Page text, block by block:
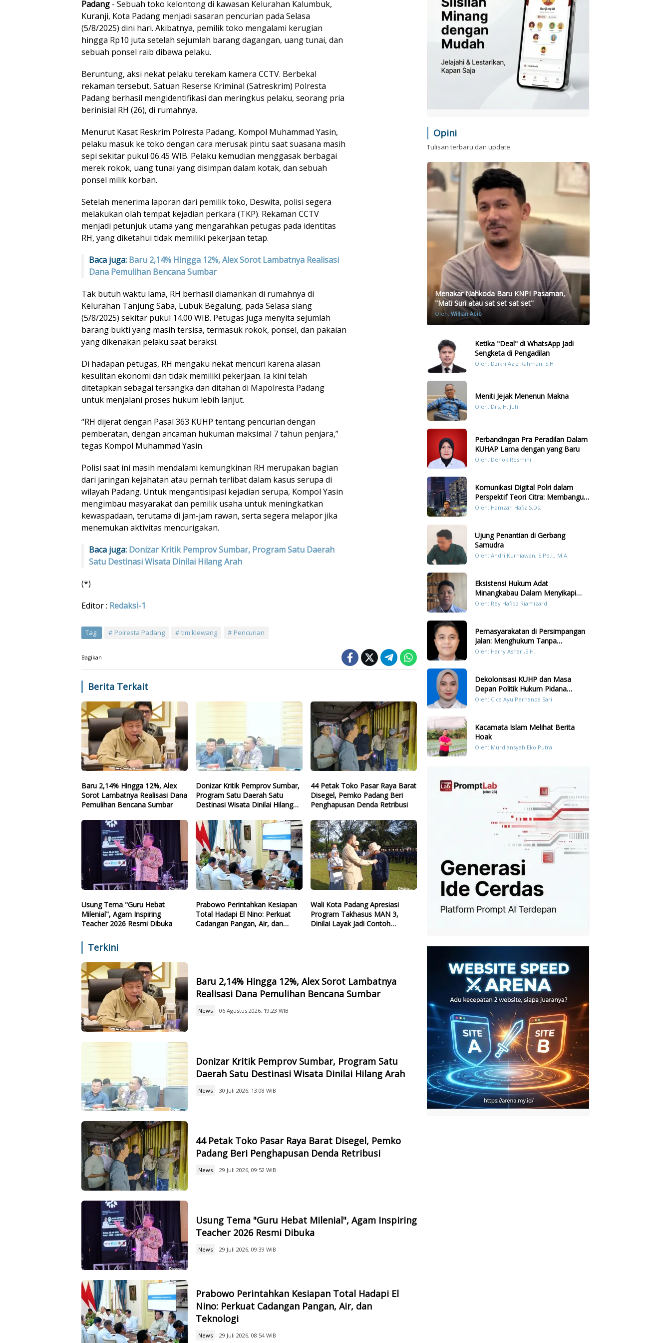
Padang - Sebuah toko kelontong di kawasan Kelurahan Kalumbuk,
Kuranji, Kota Padang menjadi sasaran pencurian pada Selasa
(5/8/2025) dini hari. Akibatnya, pemilik toko mengalami kerugian
hingga Rp10 juta setelah sejumlah barang dagangan, uang tunai, dan
sebuah ponsel raib dibawa pelaku.
Beruntung, aksi nekat pelaku terekam kamera CCTV. Berbekal
rekaman tersebut, Satuan Reserse Kriminal (Satreskrim) Polresta
Padang berhasil mengidentifikasi dan meringkus pelaku, seorang pria
berinisial RH (26), di rumahnya.
Menurut Kasat Reskrim Polresta Padang, Kompol Muhammad Yasin,
pelaku masuk ke toko dengan cara merusak pintu saat suasana masih
sepi sekitar pukul 06.45 WIB. Pelaku kemudian menggasak berbagai
merek rokok, uang tunai yang disimpan dalam kotak, dan sebuah
ponsel milik korban.
Setelah menerima laporan dari pemilik toko, Deswita, polisi segera
melakukan olah tempat kejadian perkara (TKP). Rekaman CCTV
menjadi petunjuk utama yang mengarahkan petugas pada identitas
RH, yang diketahui tidak memiliki pekerjaan tetap.
Baca juga: Baru 2,14% Hingga 12%, Alex Sorot Lambatnya Realisasi
Dana Pemulihan Bencana Sumbar
Tak butuh waktu lama, RH berhasil diamankan di rumahnya di
Kelurahan Tanjung Saba, Lubuk Begalung, pada Selasa siang
(5/8/2025) sekitar pukul 14.00 WIB. Petugas juga menyita sejumlah
barang bukti yang masih tersisa, termasuk rokok, ponsel, dan pakaian
yang dikenakan pelaku saat beraksi.
Di hadapan petugas, RH mengaku nekat mencuri karena alasan
kesulitan ekonomi dan tidak memiliki pekerjaan. Ia kini telah
ditetapkan sebagai tersangka dan ditahan di Mapolresta Padang
untuk menjalani proses hukum lebih lanjut.
“RH dijerat dengan Pasal 363 KUHP tentang pencurian dengan
pemberatan, dengan ancaman hukuman maksimal 7 tahun penjara,”
tegas Kompol Muhammad Yasin.
Polisi saat ini masih mendalami kemungkinan RH merupakan bagian
dari jaringan kejahatan atau pernah terlibat dalam kasus serupa di
wilayah Padang. Untuk mengantisipasi kejadian serupa, Kompol Yasin
mengimbau masyarakat dan pemilik usaha untuk meningkatkan
kewaspadaan, terutama di jam-jam rawan, serta segera melapor jika
menemukan aktivitas mencurigakan.
Baca juga: Donizar Kritik Pemprov Sumbar, Program Satu Daerah
Satu Destinasi Wisata Dinilai Hilang Arah
(*)
Editor : Redaksi-1
Tag: Polresta Padang tim klewang Pencurian
Bagikan
Berita Terkait
Baru 2,14% Hingga 12%, Alex
Sorot Lambatnya Realisasi Dana
Pemulihan Bencana Sumbar
Donizar Kritik Pemprov Sumbar,
Program Satu Daerah Satu
Destinasi Wisata Dinilai Hilang
44 Petak Toko Pasar Raya Barat
Disegel, Pemko Padang Beri
Penghapusan Denda Retribusi
Usung Tema "Guru Hebat
Milenial", Agam Inspiring
Teacher 2026 Resmi Dibuka
Prabowo Perintahkan Kesiapan
Total Hadapi El Nino: Perkuat
Cadangan Pangan, Air, dan
Wali Kota Padang Apresiasi
Program Takhasus MAN 3,
Dinilai Layak Jadi Contoh
Terkini
Baru 2,14% Hingga 12%, Alex Sorot Lambatnya
Realisasi Dana Pemulihan Bencana Sumbar
News 06 Agustus 2026, 19:23 WIB
Donizar Kritik Pemprov Sumbar, Program Satu
Daerah Satu Destinasi Wisata Dinilai Hilang Arah
News 30 Juli 2026, 13:08 WIB
44 Petak Toko Pasar Raya Barat Disegel, Pemko
Padang Beri Penghapusan Denda Retribusi
News 29 Juli 2026, 09:52 WIB
Usung Tema "Guru Hebat Milenial", Agam Inspiring
Teacher 2026 Resmi Dibuka
News 29 Juli 2026, 09:39 WIB
Prabowo Perintahkan Kesiapan Total Hadapi El
Nino: Perkuat Cadangan Pangan, Air, dan
Teknologi
News 29 Juli 2026, 08:54 WIB
Opini
Tulisan terbaru dan update
Menakar Nahkoda Baru KNPI Pasaman,
"Mati Suri atau sat set sat set"
Oleh: Willian Abib
Ketika "Deal" di WhatsApp Jadi
Sengketa di Pengadilan
Oleh: Dzikri Aziz Rahman, S.H
Meniti Jejak Menenun Makna
Oleh: Drs. H. Jufri
Perbandingan Pra Peradilan Dalam
KUHAP Lama dengan yang Baru
Oleh: Denok Resmini
Komunikasi Digital Polri dalam
Perspektif Teori Citra: Membangun
Kepercayaan Publik Melalui Konten
Oleh: Hamzah Hafiz S.Ds.
Ujung Penantian di Gerbang
Samudra
Oleh: Andri Kurniawan, S.Pd.I., M.A.
Eksistensi Hukum Adat
Minangkabau Dalam Menyikapi
Prilaku LGBT Analisis Perbandingan
Oleh: Rey Hafidz Riamizard
Pemasyarakatan di Persimpangan
Jalan: Menghukum Tanpa
Memulihkan?
Oleh: Harry Ashari,S.H.
Dekolonisasi KUHP dan Masa
Depan Politik Hukum Pidana
Indonesia
Oleh: Cica Ayu Pernanda Sari
Kacamata Islam Melihat Berita
Hoak
Oleh: Murdiansyah Eko Putra